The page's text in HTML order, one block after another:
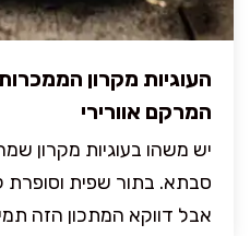
העוגיות מקרון
המרקם אוורירי
יש משהו בעוגיות מקרון
סבתא. בתור שפית וסופרת
אבל דווקא המתכון הזה